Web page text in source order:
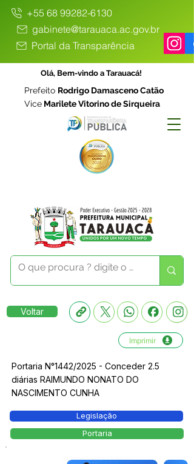
+55 68 99282-6130
gabinete@tarauaca.ac.gov.br
Portal da Transparência
Olá, Bem-vindo a Tarauacá!
Prefeito Rodrigo Damasceno Catão
Vice Marilete Vitorino de Sirqueira
Voltar
Imprimir
Portaria N°1442/2025 - Conceder 2.5
diárias RAIMUNDO NONATO DO
NASCIMENTO CUNHA
Legislação
Portaria
Número do Diário: